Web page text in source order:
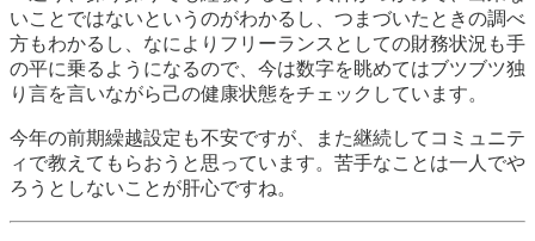
いことではないというのがわかるし、つまづいたときの調べ
方もわかるし、なによりフリーランスとしての財務状況も手
の平に乗るようになるので、今は数字を眺めてはブツブツ独
り言を言いながら己の健康状態をチェックしています。
今年の前期繰越設定も不安ですが、また継続してコミュニテ
ィで教えてもらおうと思っています。苦手なことは一人でや
ろうとしないことが肝心ですね。